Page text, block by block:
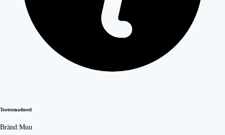
Tooteomadused
Bränd:Muu